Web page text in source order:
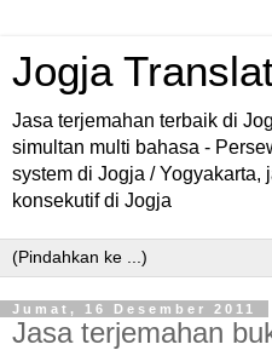
Jogja
Jasa terjemahan terbaik di
simultan multi bahasa -
system di Jogja / Yogyakarta,
konsekutif di Jogja
Jumat, 16 Desember 2011
Jasa terjemahan